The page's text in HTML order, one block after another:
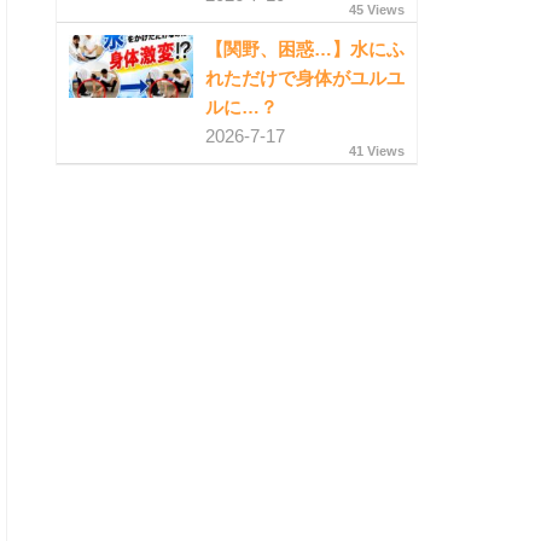
45 Views
【関野、困惑…】水にふ
れただけで身体がユルユ
ルに…？
2026-7-17
41 Views